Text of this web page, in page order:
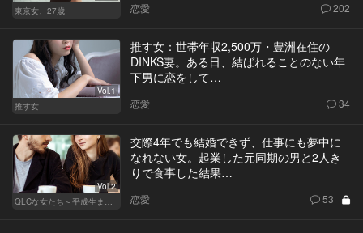
東京女、27歳
恋愛 202
Vol.1
推す女
推す女：世帯年収2,500万・豊洲在住の
DINKS妻。ある日、結ばれることのない年
下男に恋をして…
恋愛 34
Vol.2
交際4年でも結婚できず、仕事にも夢中に
なれない女。起業した元同期の男と2人き
りで食事した結果…
恋愛 53